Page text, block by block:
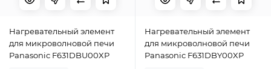
Нагревательный элемент
для микроволновой печи
Panasonic F631DBU00XP
Нагревательный элемент
для микроволновой печи
Panasonic F631DBY00XP